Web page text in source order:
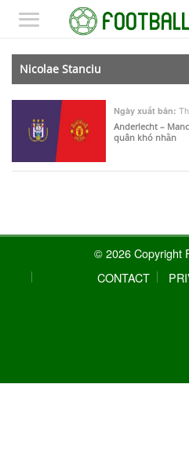
Nicolae Stanciu
Ngày xuất bản:
Anderlecht –
quân khó nhằn
© 2026 Copyright
CONTACT